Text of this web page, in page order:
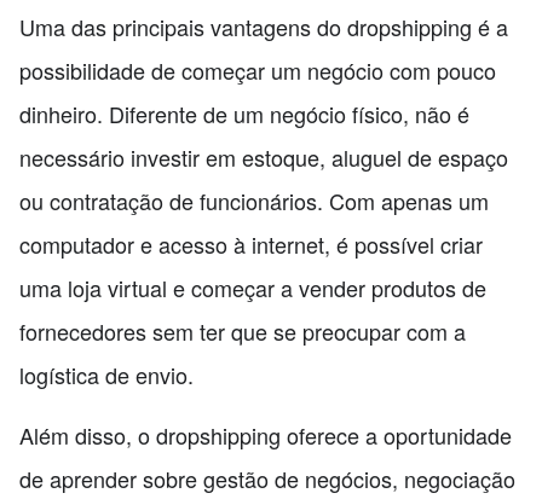
Uma das principais vantagens do dropshipping é a
possibilidade de começar um negócio com pouco
dinheiro. Diferente de um negócio físico, não é
necessário investir em estoque, aluguel de espaço
ou contratação de funcionários. Com apenas um
computador e acesso à internet, é possível criar
uma loja virtual e começar a vender produtos de
fornecedores sem ter que se preocupar com a
logística de envio.
Além disso, o dropshipping oferece a oportunidade
de aprender sobre gestão de negócios, negociação